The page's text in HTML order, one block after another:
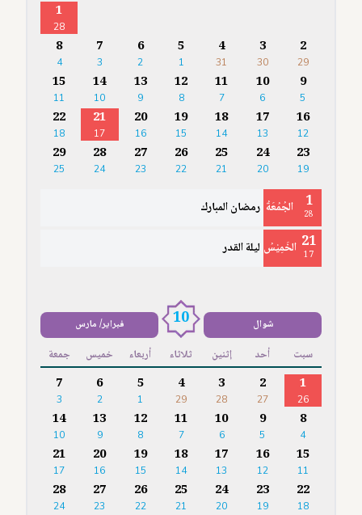
1
28
2
29
3
30
4
31
5
1
6
2
7
3
8
4
9
5
10
6
11
7
12
8
13
9
14
10
15
11
16
12
17
13
18
14
19
15
20
16
21
17
22
18
23
19
24
20
25
21
26
22
27
23
28
24
29
25
1
28 الجُمُعَةُ رمضان المبارك
21
17 الخَمِيْسُ ليلة القدر
شوال 10 فبراير/ مارس
سبت أحد إثنين ثلاثاء أربعاء خميس جمعة
1
26
2
27
3
28
4
29
5
1
6
2
7
3
8
4
9
5
10
6
11
7
12
8
13
9
14
10
15
11
16
12
17
13
18
14
19
15
20
16
21
17
22
18
23
19
24
20
25
21
26
22
27
23
28
24